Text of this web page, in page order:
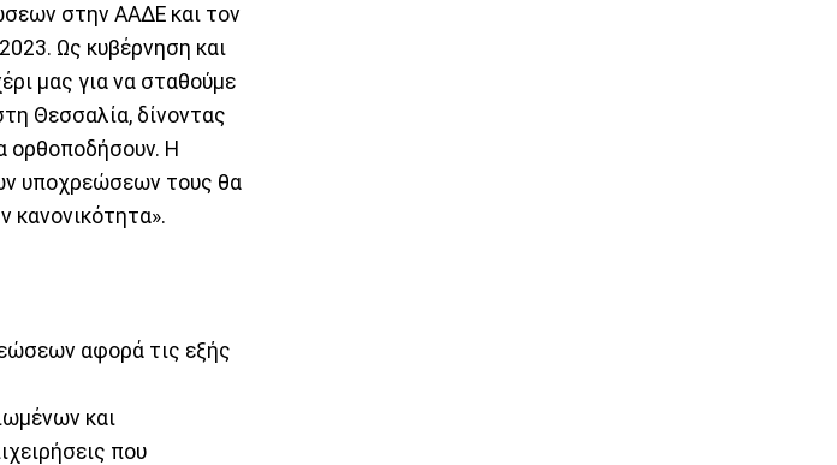
στην ΑΑΔΕ και τον
Ως κυβέρνηση και
μας για να σταθούμε
Θεσσαλία, δίνοντας
ορθοποδήσουν. Η
υποχρεώσεων τους θα
κανονικότητα».
αφορά τις εξής
και
που